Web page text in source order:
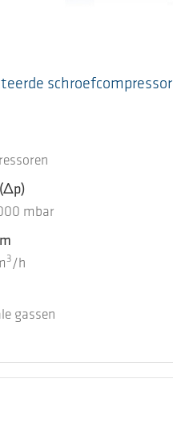
schroefcompressor
(Δp)
mbar
3 /h
gassen